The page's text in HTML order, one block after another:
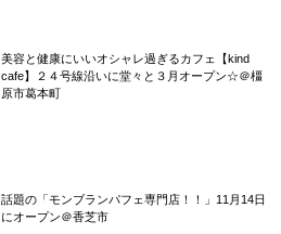
美容と健康にいいオシャレ過ぎるカフェ【kind
cafe】２４号線沿いに堂々と３月オープン☆＠橿
原市葛本町
話題の「モンブランパフェ専門店！！」11月14日
にオープン＠香芝市